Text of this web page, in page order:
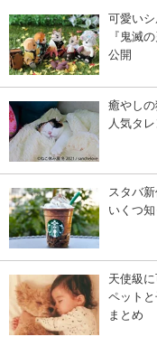
可愛い
『鬼滅
公開
癒やし
人気タ
スタバ
いくつ
天使級
ペット
まとめ